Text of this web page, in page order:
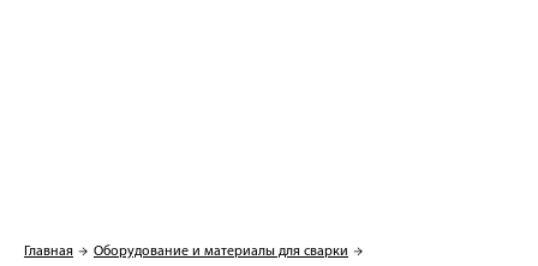
Главная Оборудование и материалы для сварки